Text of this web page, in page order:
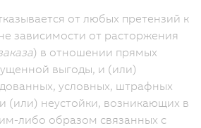
от любых претензий к
зависимости от расторжения
) в отношении прямых
выгоды, и (или)
условных, штрафных
(или) неустойки, возникающих в
либо образом связанных с